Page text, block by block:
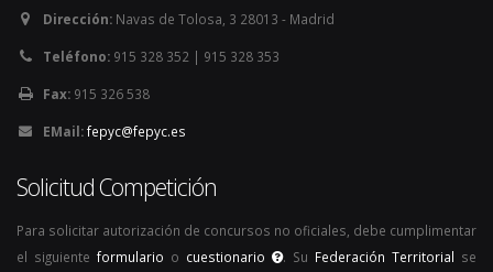
Dirección: Navas de Tolosa, 3 28013 - Madrid
Teléfono: 915 328 352 | 915 328 353
Fax: 915 326 538
EMail:fepyc@fepyc.es
Solicitud Competición
Para solicitar autorización de concursos no oficiales, debe cumplimentar
el siguiente formulario o cuestionario . Su Federación Territorial se